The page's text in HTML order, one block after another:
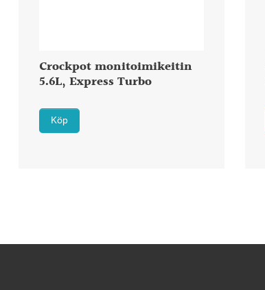
Crockpot monitoimikeitin
5.6L, Express Turbo
Köp